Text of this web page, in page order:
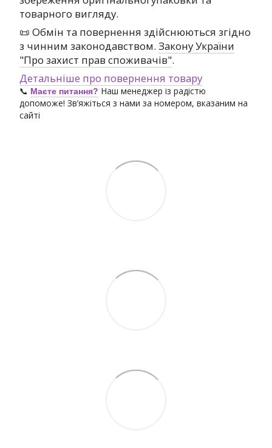
товарного вигляду.
📜 Обмін та повернення здійснюються згідно
з чинним законодавством. Закону України
"Про захист прав споживачів".
Детальніше про повернення товару
📞 Маєте питання? Наш менеджер із радістю
допоможе! Зв’яжіться з нами за номером, вказаним на
сайті